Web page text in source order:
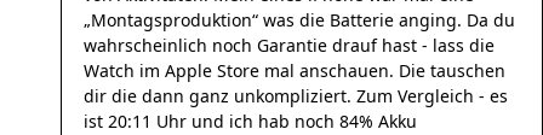
„Montagsproduktion“ was die Batterie anging. Da du
wahrscheinlich noch Garantie drauf hast - lass die
Watch im Apple Store mal anschauen. Die tauschen
dir die dann ganz unkompliziert. Zum Vergleich - es
ist 20:11 Uhr und ich hab noch 84% Akku